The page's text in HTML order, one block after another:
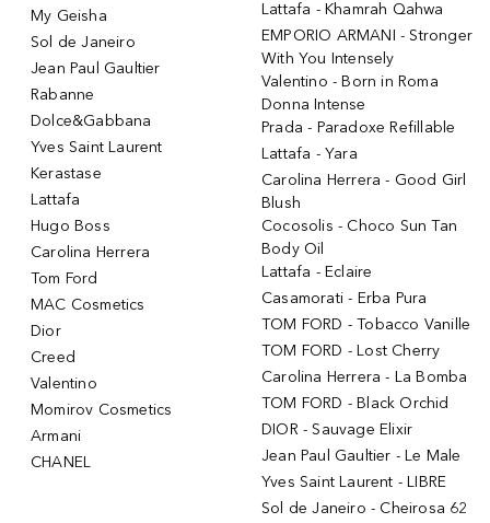
My Geisha
Sol de Janeiro
Jean Paul Gaultier
Rabanne
Dolce&Gabbana
Yves Saint Laurent
Kerastase
Lattafa
Hugo Boss
Carolina Herrera
Tom Ford
MAC Cosmetics
Dior
Creed
Valentino
Momirov Cosmetics
Armani
CHANEL
Lattafa - Khamrah Qahwa
EMPORIO ARMANI - Stronger
With You Intensely
Valentino - Born in Roma
Donna Intense
Prada - Paradoxe Refillable
Lattafa - Yara
Carolina Herrera - Good Girl
Blush
Cocosolis - Choco Sun Tan
Body Oil
Lattafa - Eclaire
Casamorati - Erba Pura
TOM FORD - Tobacco Vanille
TOM FORD - Lost Cherry
Carolina Herrera - La Bomba
TOM FORD - Black Orchid
DIOR - Sauvage Elixir
Jean Paul Gaultier - Le Male
Yves Saint Laurent - LIBRE
Sol de Janeiro - Cheirosa 62